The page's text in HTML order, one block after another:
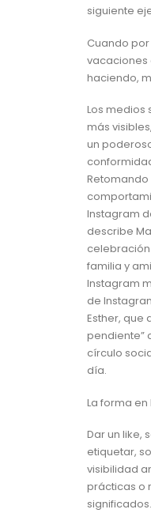
siguiente
Cuando
vacaciones
haciendo,
Los medios
más
un
Instagram
describe
familia y
Instagram
de
Esther, que
pendiente”
círculo
día.
La forma
Dar un like,
etiquetar,
visibilidad
prácticas o